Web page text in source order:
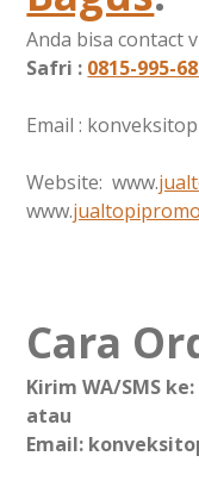
Anda bisa contact
Safri : 0815-995-
Email :
Website: www.
www.
Cara
Kirim WA/SMS ke:
atau
Email: